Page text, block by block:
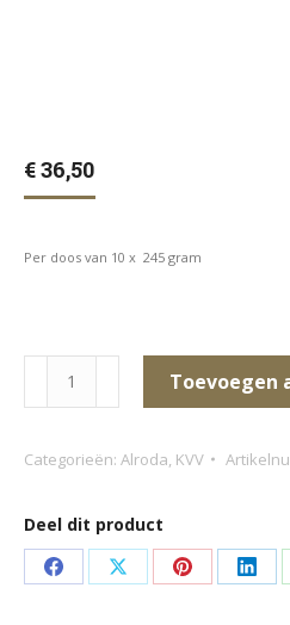
€36,50
Per doos van 10 x 245 gram
100%
Konijn
Toevoegen
Categorieën: Alroda, KVV
Deel dit product
Deel
Deel
Deel
Deel